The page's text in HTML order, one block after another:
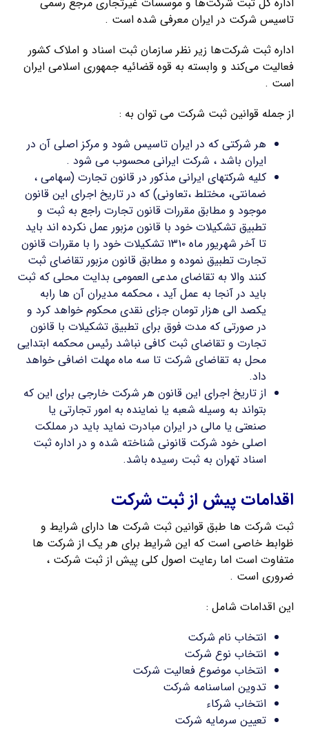
تاسیس شرکت در ایران معرفی شده است .
اداره ثبت شرکت‌ها زیر نظر سازمان ثبت اسناد و املاک کشور
فعالیت می‌کند و وابسته به قوه قضائیه جمهوری اسلامی ایران
است .
از جمله قوانین ثبت شرکت می توان به :
هر شرکتی که در ایران تاسیس شود و مرکز اصلی آن در
ایران باشد ، شرکت ایرانی محسوب می شود .
کلیه شرکتهای ایرانی مذکور در قانون تجارت (سهامی ،
ضمانتی، مختلط ،تعاونی) که در تاریخ اجرای این قانون
موجود و مطابق مقررات قانون تجارت راجع به ثبت و
تطبیق تشکیلات خود با قانون مزبور عمل نکرده اند باید
تا آخر شهریور ماه ۱۳۱۰ تشکیلات خود را با مقررات قانون
تجارت تطبیق نموده و مطابق قانون مزبور تقاضای ثبت
کنند والا به تقاضای مدعی العمومی بدایت محلی که ثبت
باید در آنجا به عمل آید ، محکمه مدیران آن ها رابه
یکصد الی هزار تومان جزای نقدی محکوم خواهد کرد و
در صورتی که مدت فوق برای تطبیق تشکیلات با قانون
تجارت و تقاضای ثبت کافی نباشد رئیس محکمه ابتدایی
محل به تقاضای شرکت تا سه ماه مهلت اضافی خواهد
داد.
از تاریخ اجرای این قانون هر شرکت خارجی برای این که
بتواند به وسیله شعبه یا نماینده به امور تجارتی یا
صنعتی یا مالی در ایران مبادرت نماید باید در مملکت
اصلی خود شرکت قانونی شناخته شده و در اداره ثبت
اسناد تهران به ثبت رسیده باشد.
اقدامات پیش از ثبت شرکت
ثبت شرکت ها طبق قوانین ثبت شرکت ها دارای شرایط و
ظوابط خاصی است که این شرایط برای هر یک از شرکت ها
متفاوت است اما رعایت اصول کلی پیش از ثبت شرکت ،
ضروری است .
این اقدامات شامل :
انتخاب نام شرکت
انتخاب نوع شرکت
انتخاب موضوع فعالیت شرکت
تدوین اساسنامه شرکت
انتخاب شرکاء
تعیین سرمایه شرکت